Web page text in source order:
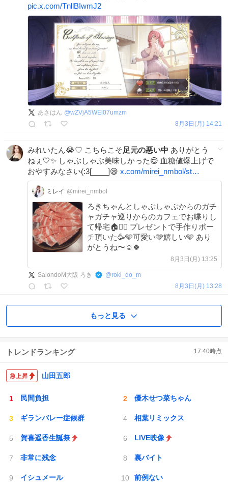
pic.x.com/TnllBIwmJ2
あさはん @wZVjA5WEl07umzm
8月3日(月) 14:21
みれいたん😭♡ こちらこそ足元の悪い中 ありがとう
ねぇ🤍✨ しゃぶしゃぶ美味しかった😋 血糖値爆上げで
おやすみなさい(:3[____]😪 x.com/mirei_nmbol/st…
ミレイ @mirei_nmbol
ろきちゃんとしゃぶしゃぶからのガチ
ャガチャ巡りからのカフェでお喋りし
て帰宅🏠🚶‍♀️ プレゼントで手作りポー
チ頂いた🥳🩵可愛い🩵嬉しい🩵 あり
がとうね〜☺️🍀
8月3日(月) 13:25
SalondoM大阪 ろき @roki_do_m
8月3日(月) 13:28
もっと見る
トレンドランキング 17:40時点
山田五郎
民間負担 優木せつ菜ちゃん
ギランバレー症候群 相葉リミックス
賀喜遥香生誕祭 LIVE映像
非常に残念 裏バイト
イシュメール 前例ない